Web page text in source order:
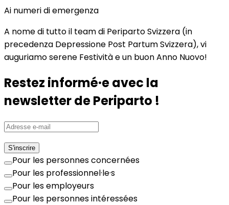
Ai numeri di emergenza
A nome di tutto il team di Periparto Svizzera (in
precedenza Depressione Post Partum Svizzera), vi
auguriamo serene Festività e un buon Anno Nuovo!
Restez informé·e avec la
newsletter de Periparto !
S'inscrire
Pour les personnes concernées
Pour les professionnel·le·s
Pour les employeurs
Pour les personnes intéressées